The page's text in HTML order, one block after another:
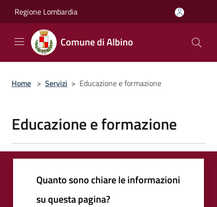
Regione Lombardia
Comune di Albino
Home > Servizi > Educazione e formazione
Educazione e formazione
Quanto sono chiare le informazioni
su questa pagina?